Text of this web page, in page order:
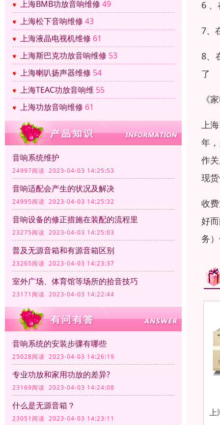
上海BMB功放音响维修 49
上海松下音响维修 43
上海液晶电视机维修 61
上海斯巴克功放音响维修 53
上海喇叭扬声器维修 54
上海TEAC功放音响维 55
上海功放音响维修 61
音响系统维护
24997阅读 2023-04-03 14:25:53
音响适配会产生的状况及解决
24995阅读 2023-04-03 14:25:32
音响设备的修正措施在装配的流程里
23275阅读 2023-04-03 14:25:03
普及无源音箱和有源音箱区别
23265阅读 2023-04-03 14:23:37
室外广场、体育馆等场所的拾音技巧
23171阅读 2023-04-03 14:22:44
音响系统的安装步骤有哪些
25028阅读 2023-04-03 14:26:19
专业功放和家用功放的差异?
23169阅读 2023-04-03 14:24:08
什么是无源音箱？
23051阅读 2023-04-03 14:23:11
6
7、
8、
了
《
上
年
作
现
收
好
务
上